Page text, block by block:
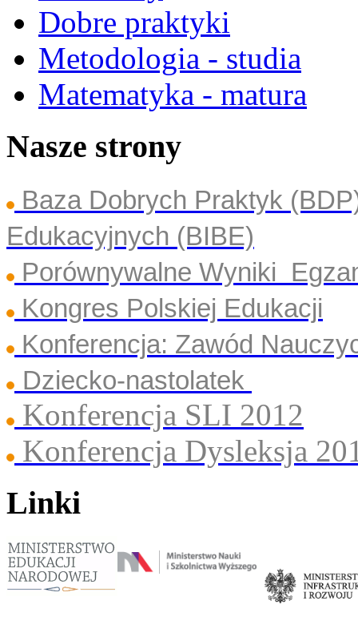
Dobre praktyki
Metodologia - studia
Matematyka - matura
Nasze strony
Baza Dobrych Praktyk
Edukacyjnych (BIBE)
Porównywalne Wyniki
Kongres Polskiej Edukacji
Konferencja: Zawód
Dziecko-nastolatek
Konferencja SLI 2012
Konferencja Dysleksja
Linki